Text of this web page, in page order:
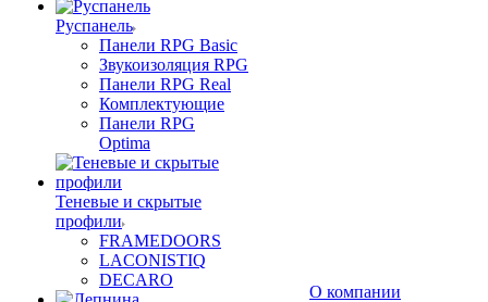
Руспанель
Панели RPG Basic
Звукоизоляция RPG
Панели RPG Real
Комплектующие
Панели RPG
Optima
Теневые и скрытые
профили
FRAMEDOORS
LACONISTIQ
DECARO
О компании